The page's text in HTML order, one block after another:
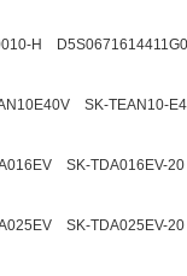
H
SK-TEAN10-
SK-TDA016EV-20
SK-TDA025EV-20